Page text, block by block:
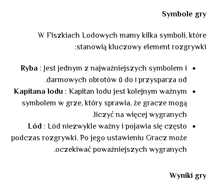
Symbole gry
W Fiszkiach Lodowych mamy kilka symboli, które
stanowią kluczowy element rozgrywki:
Ryba : Jest jednym z najważniejszych symbolem i
przysparza od ١ do ٥ darmowych obrotów.
Kapitana lodu : Kapitan lodu jest kolejnym ważnym
symbolem w grze, który sprawia, że gracze mogą
liczyć na więcej wygranych.
Lód : Lód niezwykle ważny i pojawia się często
podczas rozgrywki. Po jego ustawieniu Gracz może
oczekiwać poważniejszych wygranych.
Wyniki gry